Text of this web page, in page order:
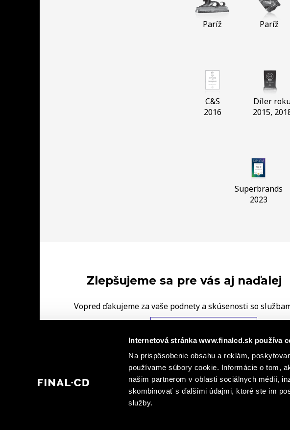
Internetová stránka www.finalcd.sk používa
Na prispôsobenie obsahu a reklám,
používame súbory cookie. Informácie o tom,
našim partnerom v oblasti sociálnych médií,
skombinovať s ďalšími údajmi, ktoré ste im
služby.
Paríž Paríž
C&S
2016
Díler
2015,
Superbrands
2023
Zlepšujeme sa pre vás aj naďalej
Vopred ďakujeme za vaše podnety a skúsenosti so
FINAL‑CD.
Ochrana osobných údajov |Informácie o kamerových záznamoch|Základné
dohody spoločných prevádzkovateľov|Informácie o súboroch cookies
verejné sprístupnenie grafických alebo textových častí tohto obsahu alebo jeho časti verejnosti, a to akýmkoľvek